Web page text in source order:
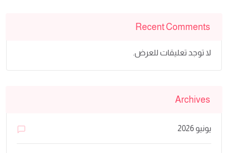
Recent Comments
لا توجد تعليقات للعرض.
Archives
يونيو 2026